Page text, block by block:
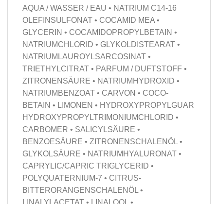
AQUA / WASSER / EAU • NATRIUM C14-16
OLEFINSULFONAT • COCAMID MEA •
GLYCERIN • COCAMIDOPROPYLBETAIN •
NATRIUMCHLORID • GLYKOLDISTEARAT •
NATRIUMLAUROYLSARCOSINAT •
TRIETHYLCITRAT • PARFUM / DUFTSTOFF •
ZITRONENSÄURE • NATRIUMHYDROXID •
NATRIUMBENZOAT • CARVON • COCO-
BETAIN • LIMONEN • HYDROXYPROPYLGUAR
HYDROXYPROPYLTRIMONIUMCHLORID •
CARBOMER • SALICYLSÄURE •
BENZOESÄURE • ZITRONENSCHALENÖL •
GLYKOLSÄURE • NATRIUMHYALURONAT •
CAPRYLIC/CAPRIC TRIGLYCERID •
POLYQUATERNIUM-7 • CITRUS-
BITTERORANGENSCHALENÖL •
LINALYLACETAT • LINALOOL •